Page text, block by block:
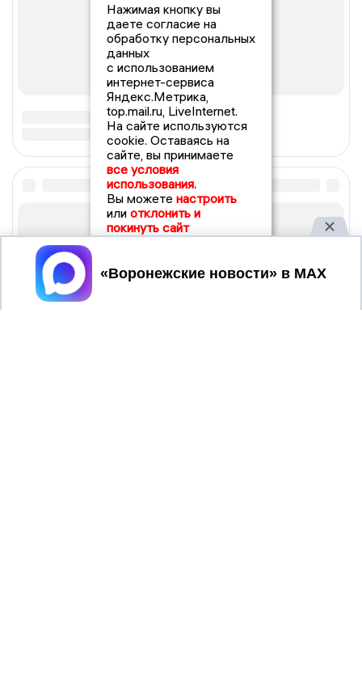
Нажимая кнопку вы
даете согласие на
обработку персональных
данных
с использованием
интернет-сервиса
Яндекс.Метрика,
top.mail.ru, LiveInternet.
На сайте используются
cookie. Оставаясь на
сайте, вы принимаете
все условия
использования.
Вы можете настроить
или отклонить и
покинуть сайт
Принять